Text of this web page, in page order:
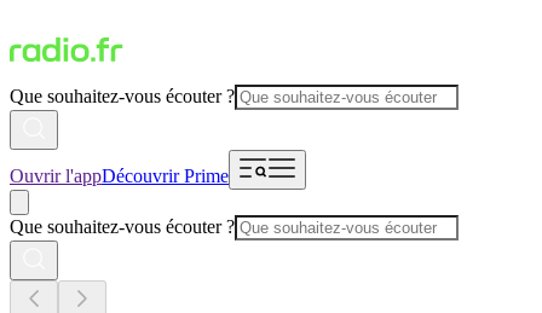
Que souhaitez-vous écouter ?
Ouvrir l'appDécouvrir Prime
Que souhaitez-vous écouter ?